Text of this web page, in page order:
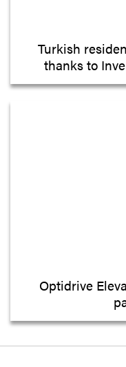
Turkish
thanks to
Optidrive